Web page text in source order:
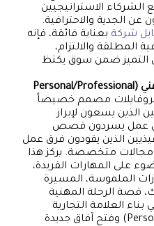
الشركاء الاستراتيجيين
عن الجدية والاحترافية.
شركة بعناية فائقة، فإنه
المطلقة والالتزام،
ضمن سوق يكتظ
البروفايل الشخصي/المهني (Personal/Professional
مصمم خصيصاً
الذين يسعون لإبراز
عن عمل يسردون قصص
الذين يقودون فرق عمل
مجالات متخصصة. يركز هذا
على المهارات الفريدة،
الملموسة، المسيرة
قصة الرحلة المهنية
العلامة التجارية
الشخصية (Personal Branding) وفتح آفاق جديدة